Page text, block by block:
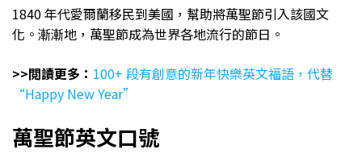
1840 年代愛爾蘭移民到美國，幫助將萬聖節引入該國文
化。漸漸地，萬聖節成為世界各地流行的節日。
>>閲讀更多： 100+ 段有創意的新年快樂英文福語，代替
“Happy New Year”
萬聖節英文口號